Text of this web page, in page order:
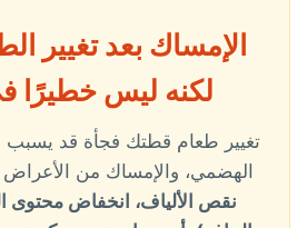
الإمساك بعد تغيير
لكنه ليس خطيرًا
تغيير طعام قطتك فجأة قد يسبب
الهضمي، والإمساك من الأعراض
نقص الألياف، انخفاض محتوى